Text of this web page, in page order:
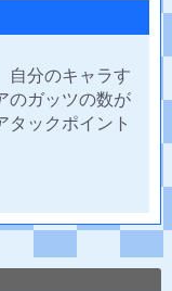
自分のキャラす
のガッツの数が
タックポイント